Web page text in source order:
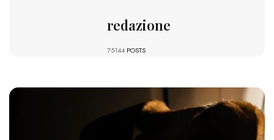
redazione
75144 POSTS